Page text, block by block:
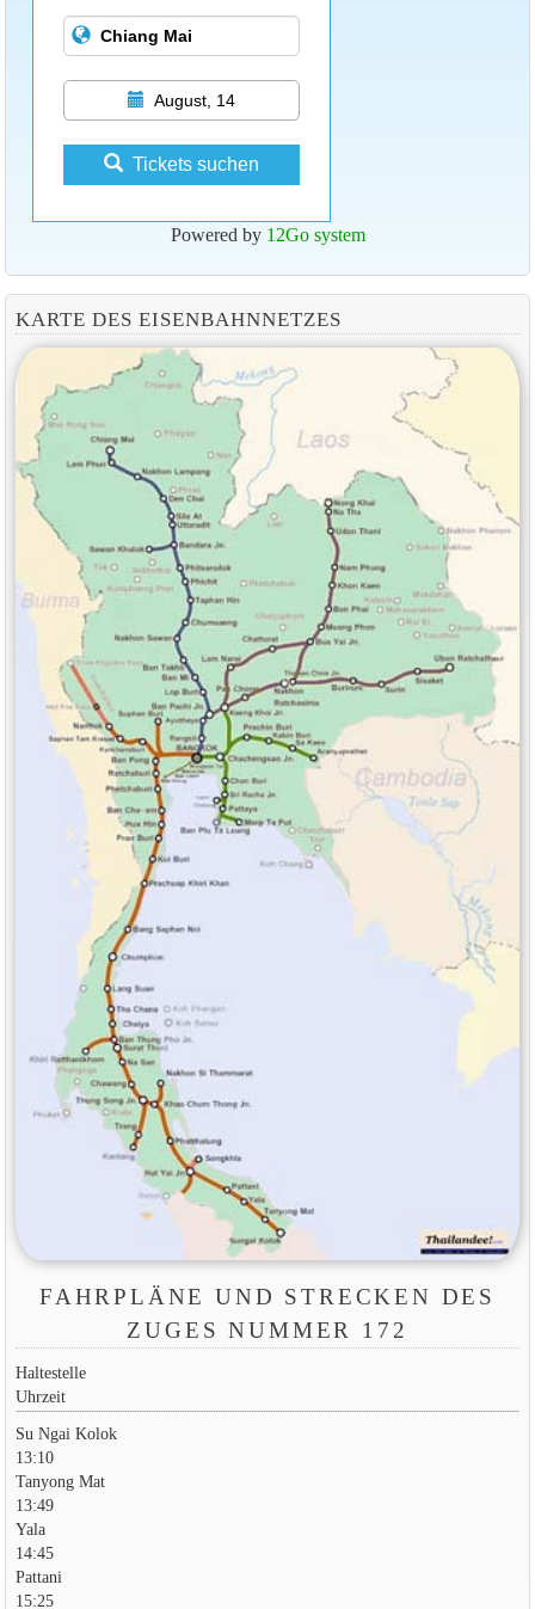
August, 14
Tickets suchen
Powered by 12Go system
KARTE DES EISENBAHNNETZES
FAHRPLÄNE UND STRECKEN DES
ZUGES NUMMER 172
Haltestelle
Uhrzeit
Su Ngai Kolok
13:10
Tanyong Mat
13:49
Yala
14:45
Pattani
15:25